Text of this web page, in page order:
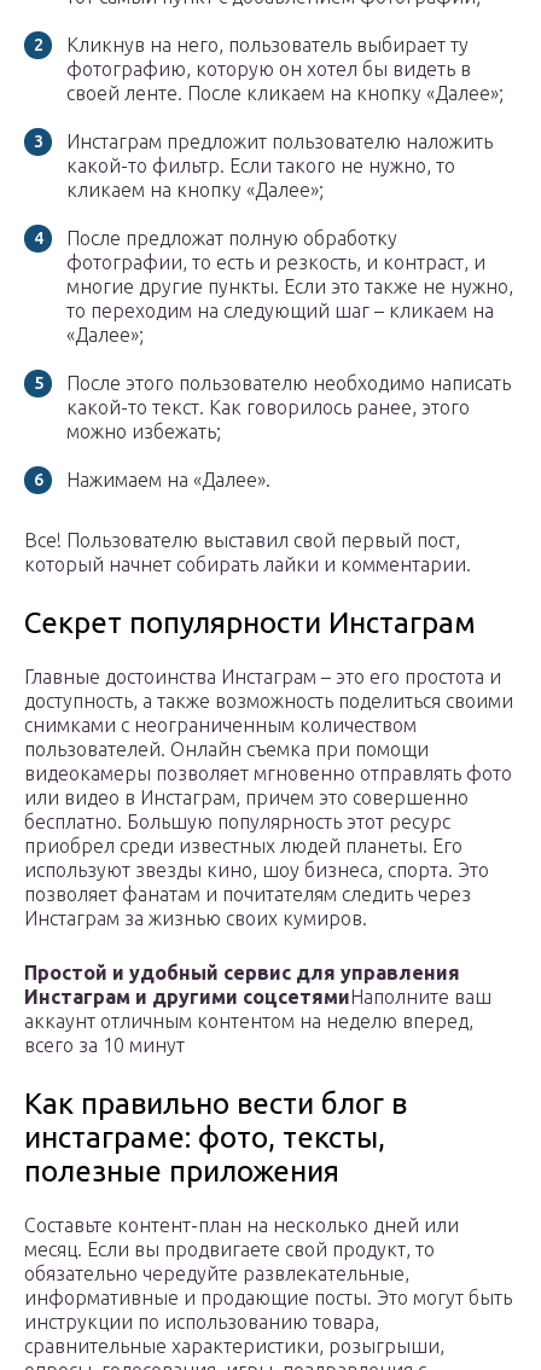
Кликнув на него, пользователь выбирает ту
фотографию, которую он хотел бы видеть в
своей ленте. После кликаем на кнопку «Далее»;
Инстаграм предложит пользователю наложить
какой-то фильтр. Если такого не нужно, то
кликаем на кнопку «Далее»;
После предложат полную обработку
фотографии, то есть и резкость, и контраст, и
многие другие пункты. Если это также не нужно,
то переходим на следующий шаг – кликаем на
«Далее»;
После этого пользователю необходимо написать
какой-то текст. Как говорилось ранее, этого
можно избежать;
Нажимаем на «Далее».
Все! Пользователю выставил свой первый пост,
который начнет собирать лайки и комментарии.
Секрет популярности Инстаграм
Главные достоинства Инстаграм – это его простота и
доступность, а также возможность поделиться своими
снимками с неограниченным количеством
пользователей. Онлайн съемка при помощи
видеокамеры позволяет мгновенно отправлять фото
или видео в Инстаграм, причем это совершенно
бесплатно. Большую популярность этот ресурс
приобрел среди известных людей планеты. Его
используют звезды кино, шоу бизнеса, спорта. Это
позволяет фанатам и почитателям следить через
Инстаграм за жизнью своих кумиров.
Простой и удобный сервис для управления
Инстаграм и другими соцсетямиНаполните ваш
аккаунт отличным контентом на неделю вперед,
всего за 10 минут
Как правильно вести блог в
инстаграме: фото, тексты,
полезные приложения
Составьте контент-план на несколько дней или
месяц. Если вы продвигаете свой продукт, то
обязательно чередуйте развлекательные,
информативные и продающие посты. Это могут быть
инструкции по использованию товара,
сравнительные характеристики, розыгрыши,